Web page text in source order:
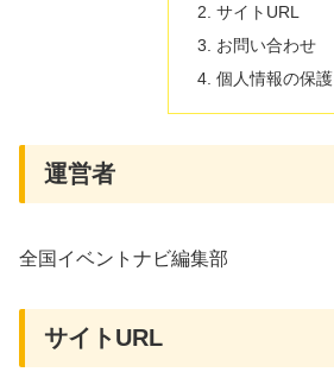
サイトURL
お問い合わせ
個人情報の保護
運営者
全国イベントナビ編集部
サイトURL